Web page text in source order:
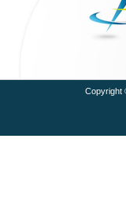
Copyright